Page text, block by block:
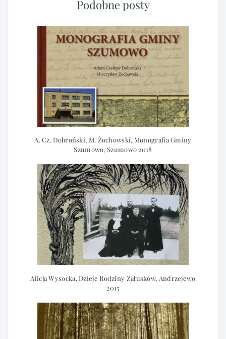
Podobne posty
A. Cz. Dobroński, M. Żochowski, Monografia Gminy
Szumowo, Szumowo 2018
Alicja Wysocka, Dzieje Rodziny Załusków, Andrzejewo
2015